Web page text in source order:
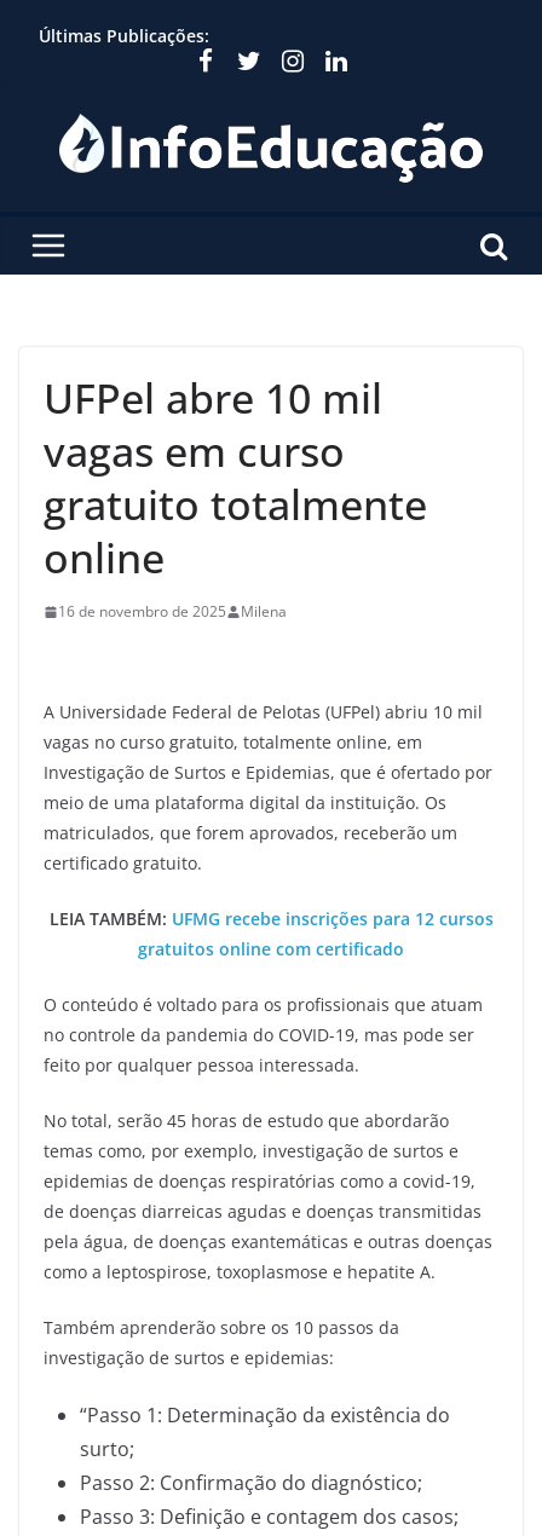
Últimas Publicações:
UFPel abre 10 mil
vagas em curso
gratuito totalmente
online
16 de novembro de 2025 Milena
A Universidade Federal de Pelotas (UFPel) abriu 10 mil
vagas no curso gratuito, totalmente online, em
Investigação de Surtos e Epidemias, que é ofertado por
meio de uma plataforma digital da instituição. Os
matriculados, que forem aprovados, receberão um
certificado gratuito.
LEIA TAMBÉM: UFMG recebe inscrições para 12 cursos
gratuitos online com certificado
O conteúdo é voltado para os profissionais que atuam
no controle da pandemia do COVID-19, mas pode ser
feito por qualquer pessoa interessada.
No total, serão 45 horas de estudo que abordarão
temas como, por exemplo, investigação de surtos e
epidemias de doenças respiratórias como a covid-19,
de doenças diarreicas agudas e doenças transmitidas
pela água, de doenças exantemáticas e outras doenças
como a leptospirose, toxoplasmose e hepatite A.
Também aprenderão sobre os 10 passos da
investigação de surtos e epidemias:
“Passo 1: Determinação da existência do
surto;
Passo 2: Confirmação do diagnóstico;
Passo 3: Definição e contagem dos casos;